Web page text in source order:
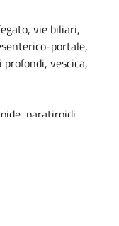
vie biliari,
portale,
vescica,
paratiroidi,
arteria
vertebrali,